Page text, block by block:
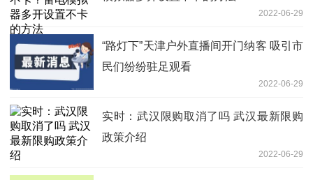
2022-06-29
“路灯下”天津户外直播间开门纳客 吸引市
民们纷纷驻足观看
2022-06-29
实时：武汉限购取消了吗 武汉最新限购
政策介绍
2022-06-29